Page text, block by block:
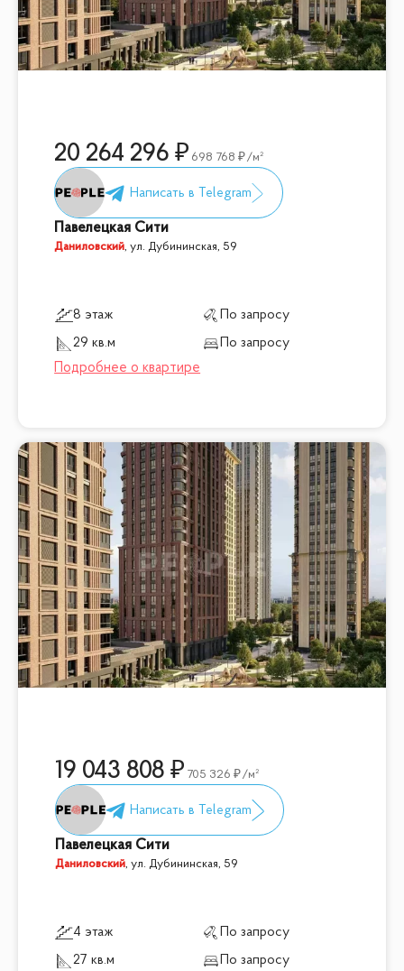
20 264 296 698 768 /м²
Павелецкая Сити
Даниловский,ул. Дубининская, 59
8 этаж
По запросу
29 кв.м
По запросу
19 043 808 705 326 /м²
Павелецкая Сити
Даниловский, ул. Дубининская, 59
4 этаж
По запросу
27 кв.м
По запросу